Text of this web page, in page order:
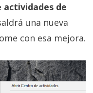
de
una nueva
con esa mejora.